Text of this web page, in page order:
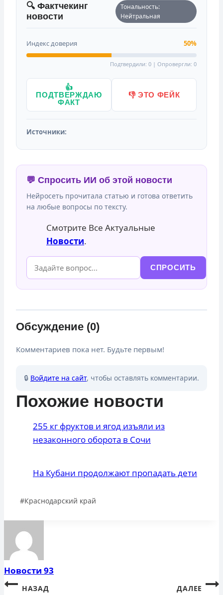
🔍 Фактчекинг
новости
Тональность:
Нейтральная
Индекс доверия 50%
Подтвердили: 0 | Опровергли: 0
👍
ПОДТВЕРЖДАЮ
ФАКТ
👎 ЭТО ФЕЙК
Источники:
💬 Спросить ИИ об этой новости
Нейросеть прочитала статью и готова ответить
на любые вопросы по тексту.
Смотрите Все Актуальные
Новости.
СПРОСИТЬ
Обсуждение (0)
Комментариев пока нет. Будьте первым!
🔒 Войдите на сайт, чтобы оставлять комментарии.
Похожие новости
255 кг фруктов и ягод изъяли из
незаконного оборота в Сочи
На Кубани продолжают пропадать дети
Метки
#Краснодарский край
Новости 93
Навигация
НАЗАД ДАЛЕЕ